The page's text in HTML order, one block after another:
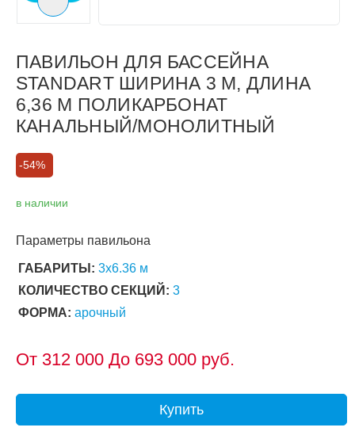
ПАВИЛЬОН ДЛЯ БАССЕЙНА
STANDART ШИРИНА 3 М, ДЛИНА
6,36 М ПОЛИКАРБОНАТ
КАНАЛЬНЫЙ/МОНОЛИТНЫЙ
-54%
в наличии
Параметры павильона
ГАБАРИТЫ: 3х6.36 м
КОЛИЧЕСТВО СЕКЦИЙ: 3
ФОРМА: арочный
От 312 000 До 693 000 руб.
Купить
Следующий слайд